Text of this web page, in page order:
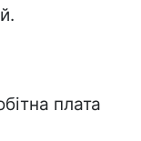
плата